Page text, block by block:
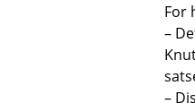
For
–
–